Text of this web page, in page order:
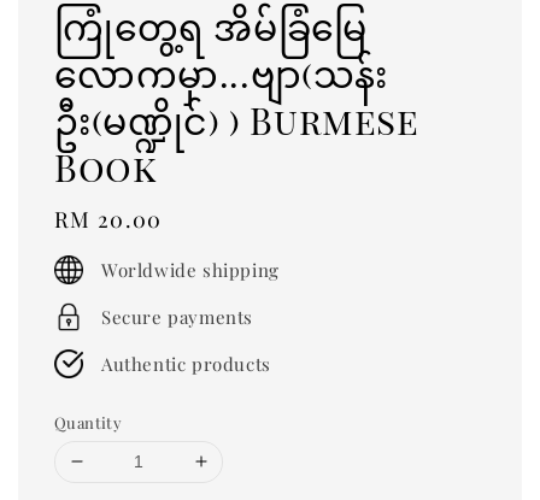
ကြုံတွေ့ရ အိမ်ခြံမြေ
လောကမှာ...ဗျာ(သန်း
ဦး(မဏ္ဍိုင်) ) Burmese
Book
Regular
price
RM 20.00
Worldwide shipping
Secure payments
Authentic products
Quantity